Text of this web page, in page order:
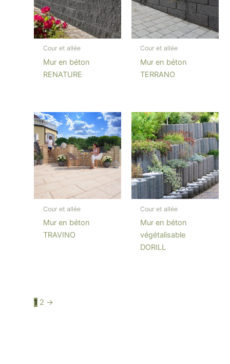
Cour et allée
Mur en béton
RENATURE
Cour et allée
Mur en béton
TERRANO
Cour et allée
Mur en béton
TRAVINO
Cour et allée
Mur en béton
végétalisable
DORILL
1 2 →